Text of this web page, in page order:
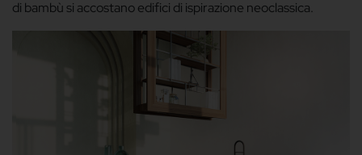
di bambù si accostano edifici di ispirazione neoclassica.